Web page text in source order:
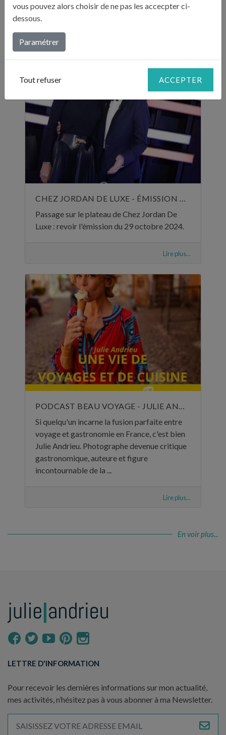
découverte de différentes villes. Entre
adresses culturelles, musées, ...
CHEZ JORDAN DE LUXE - ÉMISSION DU 29 OCTOBRE 2024
Passage sur le plateau de Chez Jordan De
Luxe : revoir l'émission du 29 octobre 2024.
Lire plus...
PODCAST BEAU VOYAGE - JULIE ANDRIEU, UNE VIE DE VOYAGES ET DE CUISINE - 5 NOVEMBRE 2024
Si quelqu'un incarne la fusion parfaite entre
voyage et gastronomie en France, c'est bien
Julie Andrieu. Photographe devenue critique
gastronomique, auteure et figure
incontournable de la ...
Lire plus...
En voir plus...
LETTRE D'INFORMATION
Pour recevoir les dernières informations sur mon actualité,
mes activités, n’hésitez pas à vous abonner à ma Newsletter.
vous pouvez alors choisir de ne pas les accecpter ci-
dessous.
Paramétrer
Tout refuser ACCEPTER